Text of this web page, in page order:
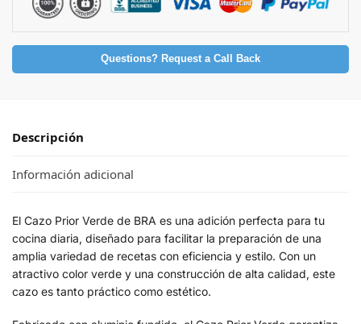
Questions? Request a Call Back
Descripción
Información adicional
El Cazo Prior Verde de BRA es una adición perfecta para tu
cocina diaria, diseñado para facilitar la preparación de una
amplia variedad de recetas con eficiencia y estilo. Con un
atractivo color verde y una construcción de alta calidad, este
cazo es tanto práctico como estético.